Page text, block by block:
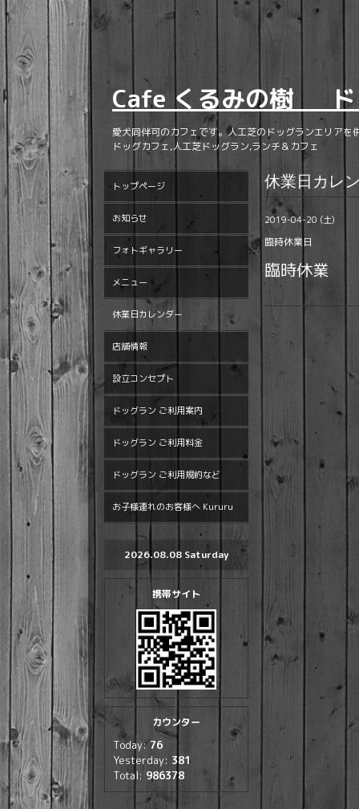
Cafe くるみの樹 ド
愛犬同伴可のカフェです。人工芝のドッグランエリア
ドッグカフェ,人工芝ドッグラン,ランチ＆カフェ
休業日カレ
2019-04-20 (土)
臨時休業日
臨時休業
トップページ
お知らせ
フォトギャラリー
メニュー
休業日カレンダー
店舗情報
設立コンセプト
ドッグラン ご利用案内
ドッグラン ご利用料金
ドッグラン ご利用規約など
お子様連れのお客様へ Kururu
2026.08.08 Saturday
携帯サイト
カウンター
Today:76
Yesterday: 381
Total: 986378